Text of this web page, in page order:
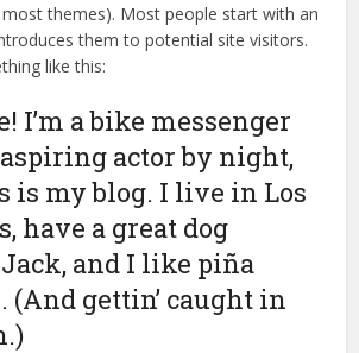
themes). Most people start with an
them to potential site visitors.
like this:
I’m a bike messenger
actor by night,
is my blog. I live in Los
have a great dog
and I like piña
(And gettin’ caught in